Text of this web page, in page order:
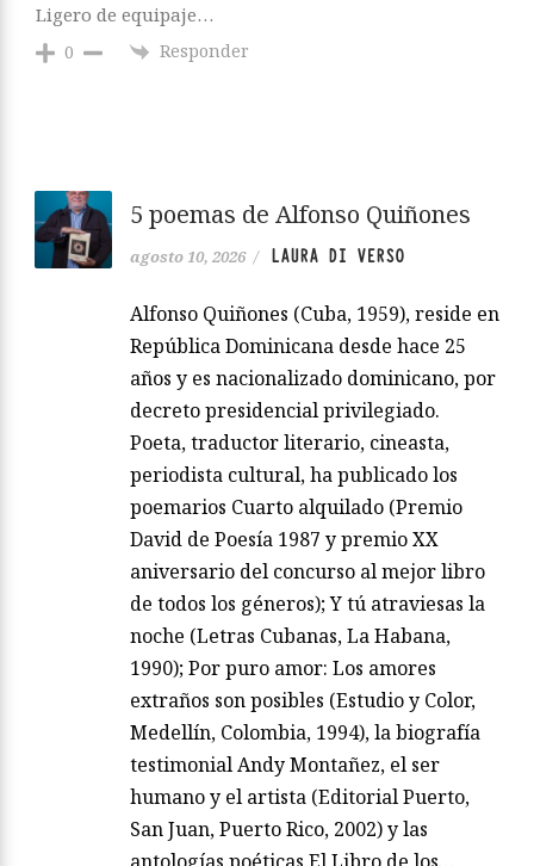
Ligero de equipaje…
0 Responder
5 poemas de Alfonso Quiñones
agosto 10, 2026 / LAURA DI VERSO
Alfonso Quiñones (Cuba, 1959), reside en
República Dominicana desde hace 25
años y es nacionalizado dominicano, por
decreto presidencial privilegiado.
Poeta, traductor literario, cineasta,
periodista cultural, ha publicado los
poemarios Cuarto alquilado (Premio
David de Poesía 1987 y premio XX
aniversario del concurso al mejor libro
de todos los géneros); Y tú atraviesas la
noche (Letras Cubanas, La Habana,
1990); Por puro amor: Los amores
extraños son posibles (Estudio y Color,
Medellín, Colombia, 1994), la biografía
testimonial Andy Montañez, el ser
humano y el artista (Editorial Puerto,
San Juan, Puerto Rico, 2002) y las